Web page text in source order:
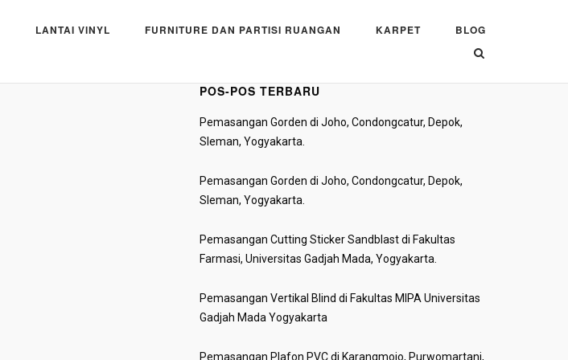
LANTAI VINYL FURNITURE DAN PARTISI RUANGAN KARPET BLOG
POS-POS TERBARU
Pemasangan Gorden di Joho, Condongcatur, Depok,
Sleman, Yogyakarta.
Pemasangan Gorden di Joho, Condongcatur, Depok,
Sleman, Yogyakarta.
Pemasangan Cutting Sticker Sandblast di Fakultas
Farmasi, Universitas Gadjah Mada, Yogyakarta.
Pemasangan Vertikal Blind di Fakultas MIPA Universitas
Gadjah Mada Yogyakarta
Pemasangan Plafon PVC di Karangmojo, Purwomartani,